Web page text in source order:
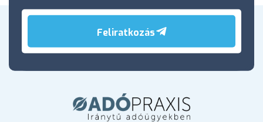
Feliratkozás